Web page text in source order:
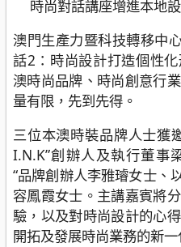
時尚對話講座增進本地
澳門生產力暨科技轉移中
話2：時尚設計打造個性
澳時尚品牌、時尚創意行
量有限，先到先得。
三位本澳時裝品牌人士獲
I.N.K”創辦人及執行董事
“品牌創辦人李雅璿女士、
容鳳霞女士。主講嘉賓將
驗，以及對時尚設計的心
開拓及發展時尚業務的新一